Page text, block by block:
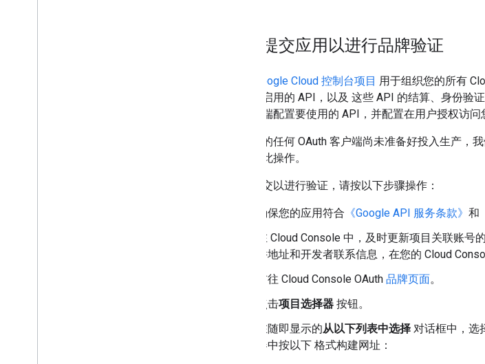
如何提交应用以进行品牌验证
Google Cloud 控制台项目 用于组织您的所有
一组已启用的 API，以及 这些 API 的结算、身份
些客户端配置要使用的 API，并配置在用户授权访
如果您的任何 OAuth 客户端尚未准备好投入生产
中执行此操作。
如需提交以进行验证，请按以下步骤操作：
确保您的应用符合 《Google API 服务条款》 和
在 Cloud Console 中，及时更新项目关联账
件地址和开发者联系信息，在您的 Cloud
前往 Cloud Console OAuth 品牌页面。
点击项目选择器 按钮。
在随即显示的从以下列表中选择 对话框中，选
器中按以下 格式构建网址：